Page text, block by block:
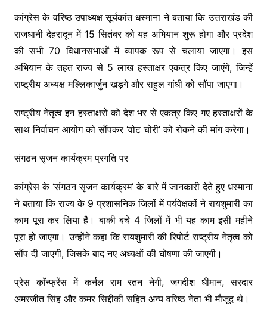
कांग्रेस के वरिष्ठ उपाध्यक्ष सूर्यकांत धस्माना ने बताया कि उत्तराखंड की
राजधानी देहरादून में 15 सितंबर को यह अभियान शुरू होगा और प्रदेश
की सभी 70 विधानसभाओं में व्यापक रूप से चलाया जाएगा। इस
अभियान के तहत राज्य से 5 लाख हस्ताक्षर एकत्र किए जाएंगे, जिन्हें
राष्ट्रीय अध्यक्ष मल्लिकार्जुन खड़गे और राहुल गांधी को सौंपा जाएगा।
राष्ट्रीय नेतृत्व इन हस्ताक्षरों को देश भर से एकत्र किए गए हस्ताक्षरों के
साथ निर्वाचन आयोग को सौंपकर ‘वोट चोरी’ को रोकने की मांग करेगा।
संगठन सृजन कार्यक्रम प्रगति पर
कांग्रेस के ‘संगठन सृजन कार्यक्रम’ के बारे में जानकारी देते हुए धस्माना
ने बताया कि राज्य के 9 प्रशासनिक जिलों में पर्यवेक्षकों ने रायशुमारी का
काम पूरा कर लिया है। बाकी बचे 4 जिलों में भी यह काम इसी महीने
पूरा हो जाएगा। उन्होंने कहा कि रायशुमारी की रिपोर्ट राष्ट्रीय नेतृत्व को
सौंप दी जाएगी, जिसके बाद नए अध्यक्षों की घोषणा की जाएगी।
प्रेस कॉन्फ्रेंस में कर्नल राम रतन नेगी, जगदीश धीमान, सरदार
अमरजीत सिंह और कमर सिद्दीकी सहित अन्य वरिष्ठ नेता भी मौजूद थे।